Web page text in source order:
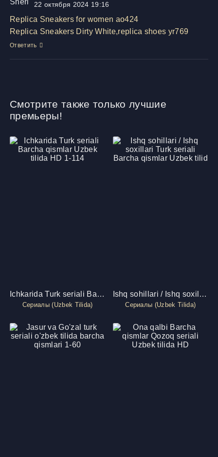
22 октября 2024 19:16
Replica Sneakers for women ao424
Replica Sneakers Dirty White,replica shoes yr769
Ответить
Смотрите также только лучшие
премьеры!
Ichkarida Turk seriali Barcha qismlar Uzbek tilida HD 1-114
Сериалы (Uzbek Tilida)
Ishq sohillari / Ishq soxillari Turk seriali Barcha qismlar Uzbek tilid
Сериалы (Uzbek Tilida)